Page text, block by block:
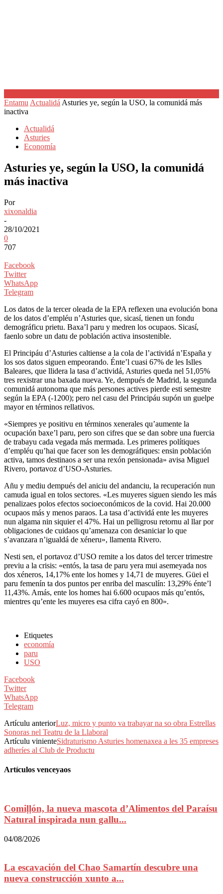
Entamu Actualidá Asturies ye, según la USO, la comunidá más
inactiva
Actualidá
Asturies
Economía
Asturies ye, según la USO, la comunidá
más inactiva
Por
xixonaldia
-
28/10/2021
0
707
Facebook
Twitter
WhatsApp
Telegram
Los datos de la tercer oleada de la EPA reflexen una evolución bona
de los datos d’empléu n’Asturies que, sicasí, tienen un fondu
demográficu prietu. Baxa’l paru y medren los ocupaos. Sicasí,
faenlo sobre un datu de población activa insostenible.
El Principáu d’Asturies caltiense a la cola de l’actividá n’España y
los sos datos siguen empeorando. Énte’l cuasi 67% de les Islles
Baleares, que llidera la tasa d’actividá, Asturies queda nel 51,05%
tres rexistrar una baxada nueva. Ye, dempués de Madrid, la segunda
comunidá autonoma que más persones actives pierde esti semestre
según la EPA (-1200); pero nel casu del Principáu supón un guelpe
mayor en términos rellativos.
«Siempres ye positivu en términos xenerales qu’aumente la
ocupación baxe’l paru, pero son cifres que se dan sobre una fuercia
de trabayu cada vegada más mermada. Les primeres polítiques
d’empléu qu’hai que facer son les demográfiques: ensin población
activa, tamos destinaos a ser una rexón pensionada» avisa Miguel
Rivero, portavoz d’USO-Asturies.
Añu y mediu dempués del aniciu del andanciu, la recuperación nun
camuda igual en tolos sectores. «Les muyeres siguen siendo les más
penalizaes polos efectos socioeconómicos de la covid. Hai 20.000
ocupaos más y menos paraos. La tasa d’actividá ente les muyeres
nun algama nin siquier el 47%. Hai un pelligrosu retornu al llar por
obligaciones de cuidaos qu’amenaza con desaniciar lo que
s’avanzara n’igualdá de xéneru», llamenta Rivero.
Nesti sen, el portavoz d’USO remite a los datos del tercer trimestre
previu a la crisis: «entós, la tasa de paru yera mui asemeyada nos
dos xéneros, 14,17% ente los homes y 14,71 de muyeres. Güei el
paru femenín ta dos puntos per enriba del masculín: 13,29% énte’l
11,43%. Amás, ente los homes hai 6.600 ocupaos más qu’entós,
mientres qu’ente les muyeres esa cifra cayó en 800».
Etiquetes
economía
paru
USO
Facebook
Twitter
WhatsApp
Telegram
Artículu anteriorLuz, micro y punto va trabayar na so obra Estrellas
Sonoras nel Teatru de la Llaboral
Artículu vinienteSidraturismo Asturies homenaxea a les 35 empreses
adheríes al Club de Productu
Artículos venceyaos
Comiḷḷón, la nueva mascota d’Alimentos del Paraísu
Natural inspirada nun gallu...
04/08/2026
La escavación del Chao Samartín descubre una
nueva construcción xunto a...